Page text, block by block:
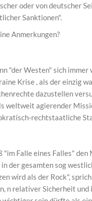
oder von deutscher
Sanktionen".
Anmerkungen?
"der Westen" sich immer
Krise , als der einzig
dazustellen
weltweit agierender
rechtstaatliche
"im Falle eines Falles" den
der gesamten sog
wird als der Rock",
n relativer Sicherheit und